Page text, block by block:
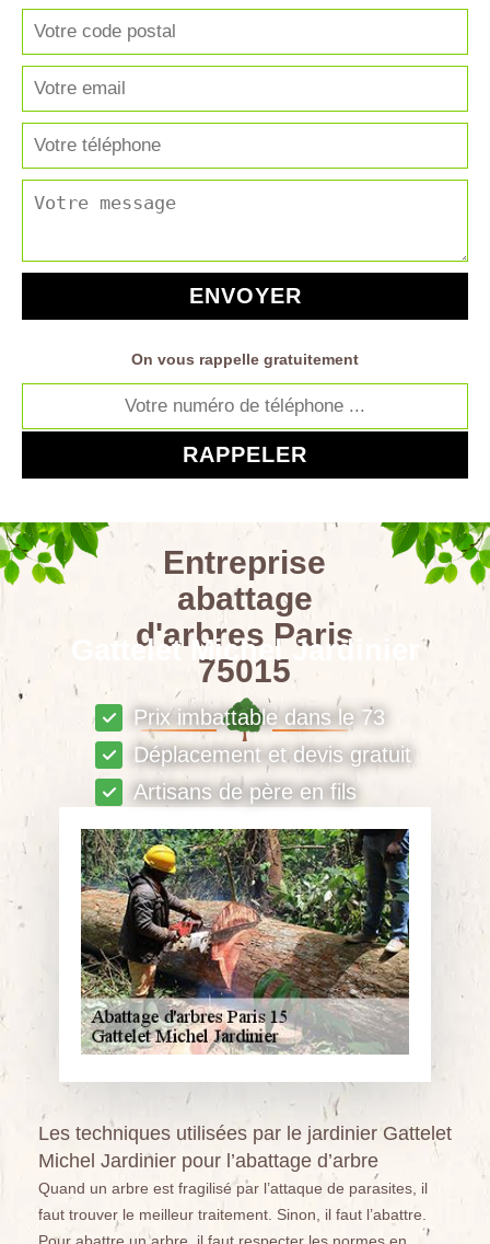
Gattelet Michel Jardinier
Prix imbattable dans le 73
Déplacement et devis gratuit
Artisans de père en fils
On vous rappelle gratuitement
Entreprise
abattage
d'arbres Paris
75015
Les techniques utilisées par le jardinier Gattelet
Michel Jardinier pour l’abattage d’arbre
Quand un arbre est fragilisé par l’attaque de parasites, il
faut trouver le meilleur traitement. Sinon, il faut l’abattre.
Pour abattre un arbre, il faut respecter les normes en